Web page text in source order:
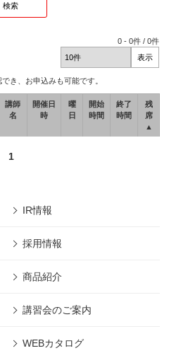
0 -0件 /0件
き、お申込みも可能です。
講師
名
開催日
時
曜
日
開始
時間
終了
時間
残
席
▲
1
IR情報
採用情報
商品紹介
講習会のご案内
WEBカタログ